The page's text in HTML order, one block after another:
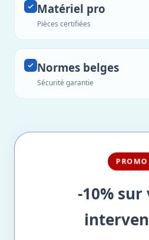
Matériel pro
Pièces certifiées
Normes belges
Sécurité garantie
PROMO
-10%